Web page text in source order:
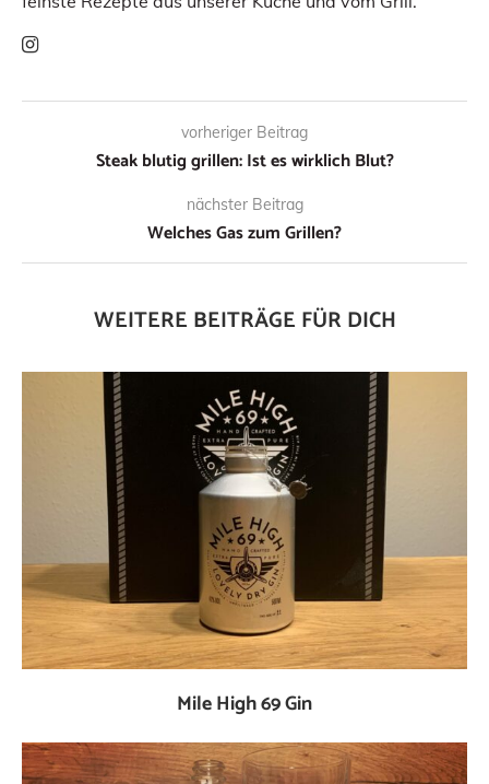
vorheriger Beitrag
Steak blutig grillen: Ist es wirklich Blut?
nächster Beitrag
Welches Gas zum Grillen?
WEITERE BEITRÄGE FÜR DICH
Mile High 69 Gin